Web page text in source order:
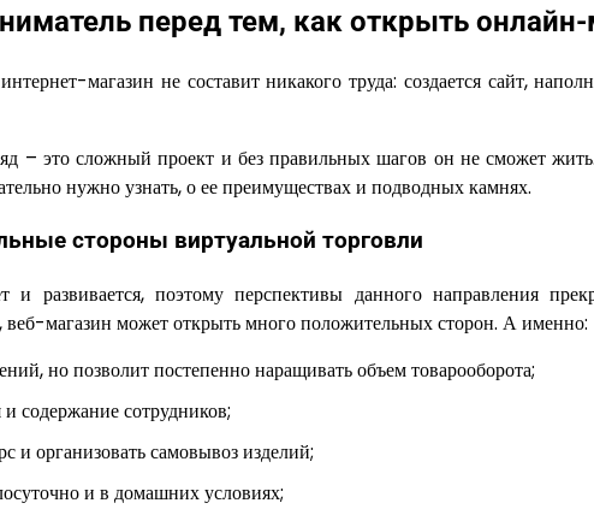
перед тем, как открыть онлайн-
магазин не составит никакого труда: создается сайт,
– это сложный проект и без правильных шагов он не сможет
нужно узнать, о ее преимуществах и подводных камнях.
стороны виртуальной торговли
развивается, поэтому перспективы данного направления
магазин может открыть много положительных сторон. А именно:
но позволит постепенно наращивать объем товарооборота;
содержание сотрудников;
и организовать самовывоз изделий;
и в домашних условиях;